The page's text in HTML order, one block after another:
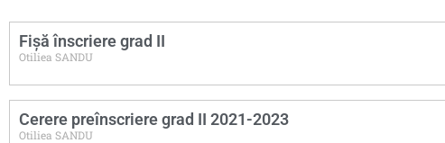
Fișă înscriere grad II
Otiliea SANDU
Cerere preînscriere grad II 2021-2023
Otiliea SANDU